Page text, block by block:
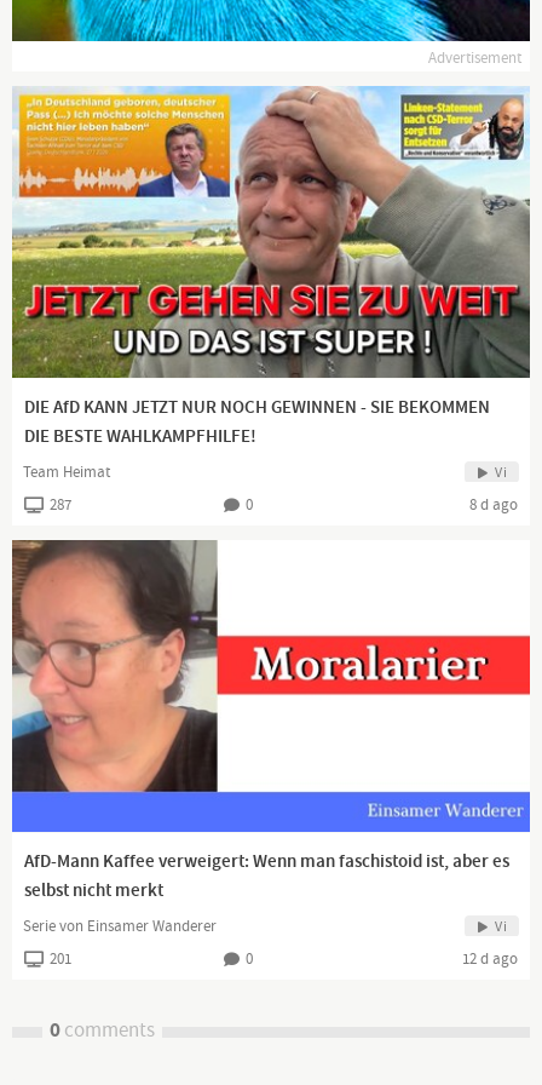
Gedanken erzählen.
Manchmal sehe ich die Lüge. Wenn ich kann, kämpfe ich
dagegen an. Dafür dient diese Seite.
Schließe dich mir an!
Advertisement
DIE AfD KANN JETZT NUR NOCH GEWINNEN - SIE BEKOMMEN
DIE BESTE WAHLKAMPFHILFE!
Team Heimat Vi
287 0 8 d ago
AfD-Mann Kaffee verweigert: Wenn man faschistoid ist, aber es
selbst nicht merkt
Serie von Einsamer Wanderer Vi
201 0 12 d ago
0comments